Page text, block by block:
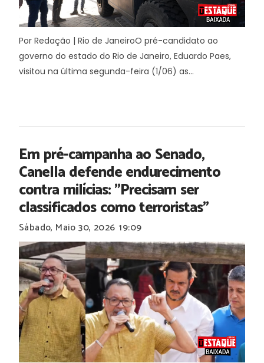
Por Redação | Rio de JaneiroO pré-candidato ao
governo do estado do Rio de Janeiro, Eduardo Paes,
visitou na última segunda-feira (1/06) as...
Em pré-campanha ao Senado,
Canella defende endurecimento
contra milícias: "Precisam ser
classificados como terroristas"
Sábado, Maio 30, 2026 19:09